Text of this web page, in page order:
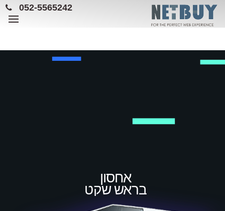
052-5565242
אחסון
בראש שקט